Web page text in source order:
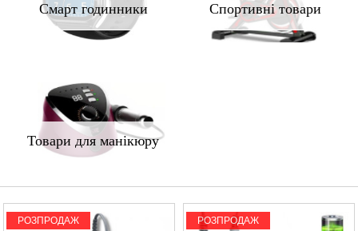
Смарт годинники Спортивні товари
Товари для манікюру
РОЗПРОДАЖ РОЗПРОДАЖ